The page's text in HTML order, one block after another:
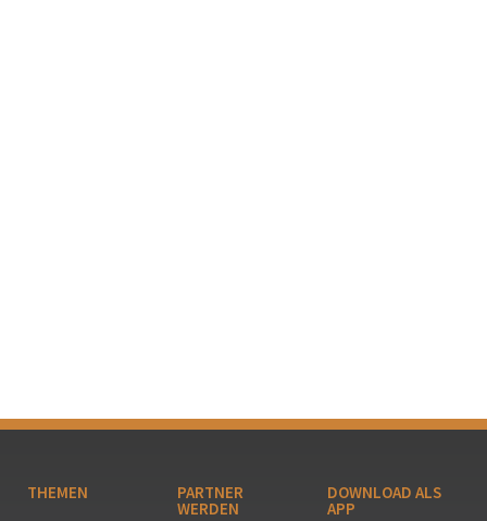
THEMEN PARTNER
WERDEN
DOWNLOAD ALS
APP